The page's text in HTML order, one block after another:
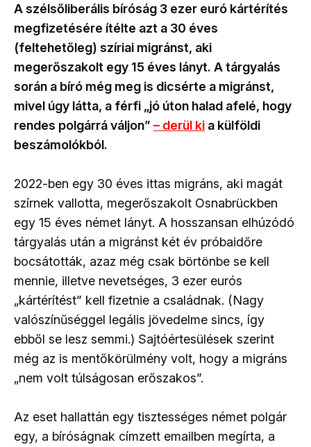
A szélsőliberális bíróság 3 ezer euró kártérítés
megfizetésére ítélte azt a 30 éves
(feltehetőleg) szíriai migránst, aki
megerőszakolt egy 15 éves lányt. A tárgyalás
során a bíró még meg is dicsérte a migránst,
mivel úgy látta, a férfi „jó úton halad afelé, hogy
rendes polgárrá váljon” – derül ki a külföldi
beszámolókból.
2022-ben egy 30 éves ittas migráns, aki magát
szírnek vallotta, megerőszakolt Osnabrückben
egy 15 éves német lányt. A hosszansan elhúzódó
tárgyalás után a migránst két év próbaidőre
bocsátották, azaz még csak börtönbe se kell
mennie, illetve nevetséges, 3 ezer eurós
„kártérítést” kell fizetnie a családnak. (Nagy
valószínűséggel legális jövedelme sincs, így
ebből se lesz semmi.) Sajtóértesülések szerint
még az is mentőkörülmény volt, hogy a migráns
„nem volt túlságosan erőszakos”.
Az eset hallattán egy tisztességes német polgár
egy, a bíróságnak címzett emailben megírta, a